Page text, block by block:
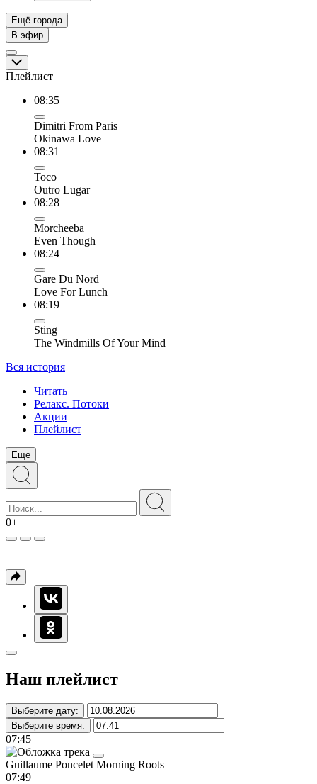
Ещё города
В эфир
Плейлист
08:35
Dimitri From Paris
Okinawa Love
08:31
Toco
Outro Lugar
08:28
Morcheeba
Even Though
08:24
Gare Du Nord
Love For Lunch
08:19
Sting
The Windmills Of Your Mind
Вся история
Читать
Релакс. Потоки
Акции
Плейлист
Еще
0+
Наш плейлист
Выберите дату:
Выберите время:
07:45
Guillaume Poncelet Morning Roots
07:49